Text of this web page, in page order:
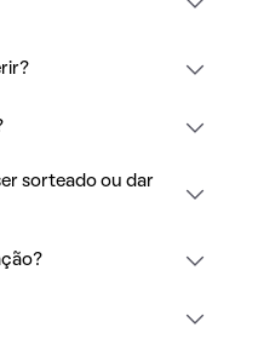
sorteado ou dar